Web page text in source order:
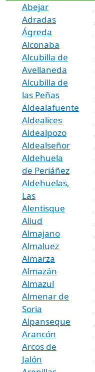
Abejar
Adradas
Ágreda
Alconaba
Alcubilla de
Avellaneda
Alcubilla de
las Peñas
Aldealafuente
Aldealices
Aldealpozo
Aldealseñor
Aldehuela
de Periáñez
Aldehuelas,
Las
Alentisque
Aliud
Almajano
Almaluez
Almarza
Almazán
Almazul
Almenar de
Soria
Alpanseque
Arancón
Arcos de
Jalón